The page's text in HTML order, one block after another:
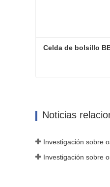
Celda de bolsillo
Noticias